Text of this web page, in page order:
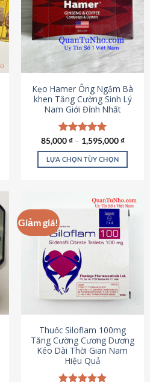
thể.
Các
tùy
chọn
có
thể
được
chọn
trên
trang
sản
phẩm
Kẹo Hamer Ông Ngậm Bà
khen Tăng Cường Sinh Lý
Nam Giới Đỉnh Nhất
Được xếp
hạng5.00
5 sao
85,000₫– 1,595,000₫
LỰA CHỌN TÙY CHỌN
này
nhiều
biến
tùy
chọn
có
được
chọn
trên
trang
sản
Giảm giá!
Thuốc Siloflam 100mg
Tăng Cường Cương Dương
Kéo Dài Thời Gian Nam
Hiệu Quả